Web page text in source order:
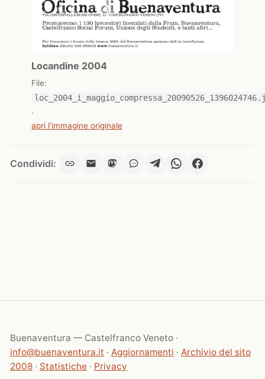
Locandine 2004
File:
·
apri l'immagine originale
Condividi:
Buenaventura — Castelfranco Veneto ·
info@buenaventura.it · Aggiornamenti · Archivio del sito
2008 · Statistiche · Privacy